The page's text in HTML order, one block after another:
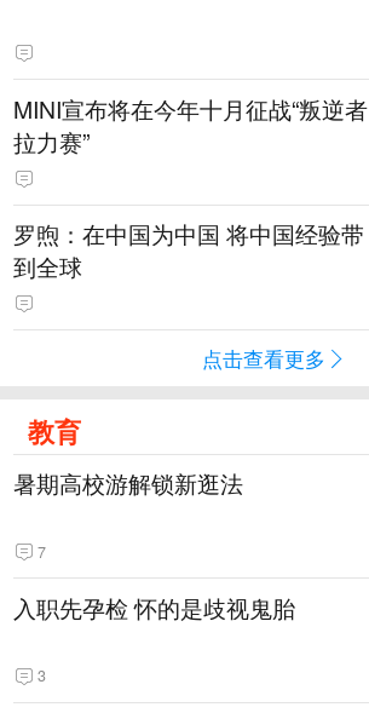
MINI宣布将在今年十月征战“叛逆者
拉力赛”
罗煦：在中国为中国 将中国经验带
到全球
点击查看更多
教育
暑期高校游解锁新逛法
7
入职先孕检 怀的是歧视鬼胎
3